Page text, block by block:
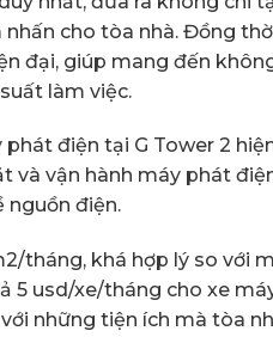
cho tòa nhà. Đồng
đại, giúp mang đến
làm việc.
điện tại G Tower 2
và vận hành máy phát
nguồn điện.
tháng, khá hợp lý so với
5 usd/xe/tháng cho xe
những tiện ích mà tòa